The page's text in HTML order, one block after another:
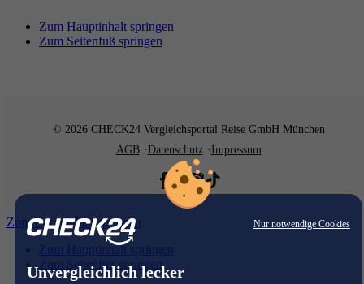
Nur notwendige Cookies
Unvergleichlich lecker
Zum Hauptinhalt springen
Zum Seitenfuß springen
© 2026 CHECK24 Vergleichsportal Reise GmbH München
AGB
Datenschutz Impressum
Zum Hauptinhalt springen
Zum Hauptinhalt springen
Zum Seitenfuß springen